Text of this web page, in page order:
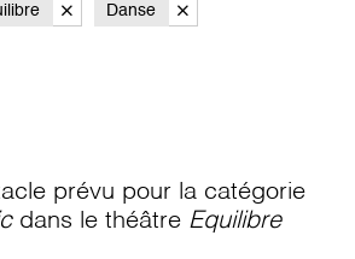
Danse
prévu pour la catégorie
dans le théâtre Equilibre